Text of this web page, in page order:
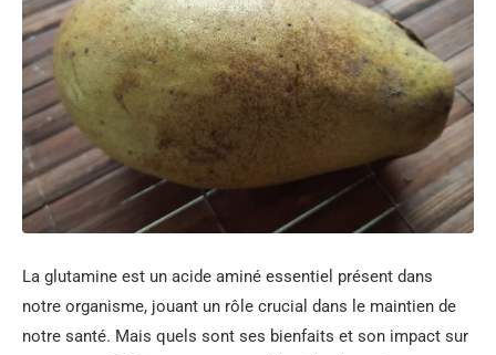
La glutamine est un acide aminé essentiel présent dans
notre organisme, jouant un rôle crucial dans le maintien de
notre santé. Mais quels sont ses bienfaits et son impact sur